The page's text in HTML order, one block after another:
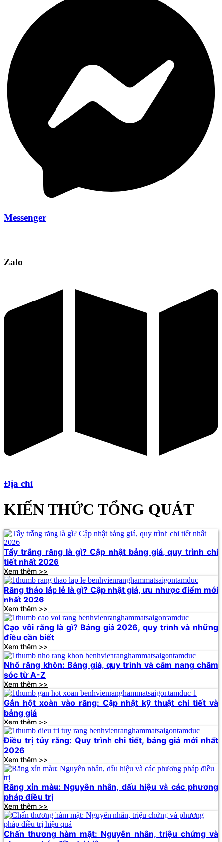
Messenger
Zalo
Địa chỉ
KIẾN THỨC TỔNG QUÁT
Tẩy trắng răng là gì? Cập nhật bảng giá, quy trình chi
tiết nhất 2026
Xem thêm >>
Răng tháo lắp lẻ là gì? Cập nhật giá, ưu nhược điểm mới
nhất 2026
Xem thêm >>
Cạo vôi răng là gì? Bảng giá 2026, quy trình và những
điều cần biết
Xem thêm >>
Nhổ răng khôn: Bảng giá, quy trình và cẩm nang chăm
sóc từ A-Z
Xem thêm >>
Gắn hột xoàn vào răng: Cập nhật kỹ thuật chi tiết và
bảng giá
Xem thêm >>
Điều trị tủy răng: Quy trình chi tiết, bảng giá mới nhất
2026
Xem thêm >>
Răng xỉn màu: Nguyên nhân, dấu hiệu và các phương
pháp điều trị
Xem thêm >>
Chấn thương hàm mặt: Nguyên nhân, triệu chứng và